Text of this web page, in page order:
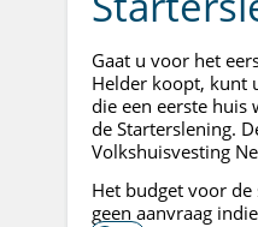
Gaat u voor het
Helder koopt, kunt
die een eerste
de Starterslening.
Volkshuisvesting
Het budget voor
geen aanvraag